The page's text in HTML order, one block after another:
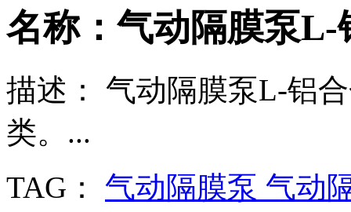
名称：气动隔膜泵L-
描述：
气动隔膜泵L-铝
类。...
TAG：
气动隔膜泵 气动